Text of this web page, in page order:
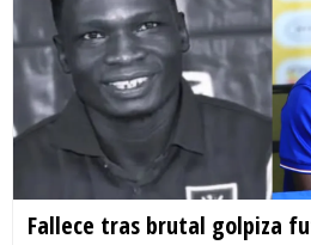
Fallece tras brutal golpiza